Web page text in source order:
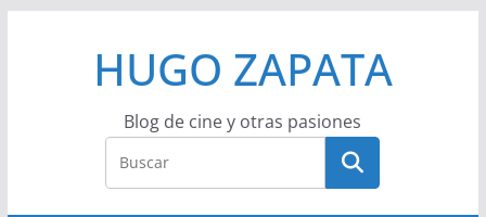
HUGO ZAPATA
Blog de cine y otras pasiones